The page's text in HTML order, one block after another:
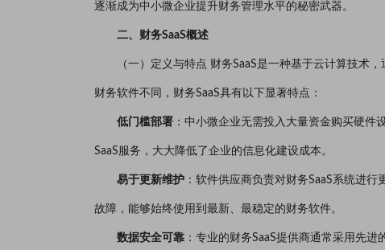
逐渐成为中小微企业提升财务管理水平的秘密武器。
二、财务SaaS概述
（一）定义与特点 财务SaaS是一种基于云计算技术
财务软件不同，财务SaaS具有以下显著特点：
低门槛部署 ：中小微企业无需投入大量资金购买硬
SaaS服务，大大降低了企业的信息化建设成本。
易于更新维护 ：软件供应商负责对财务SaaS系统进
故障，能够始终使用到最新、最稳定的财务软件。
数据安全可靠 ：专业的财务SaaS提供商通常采用先